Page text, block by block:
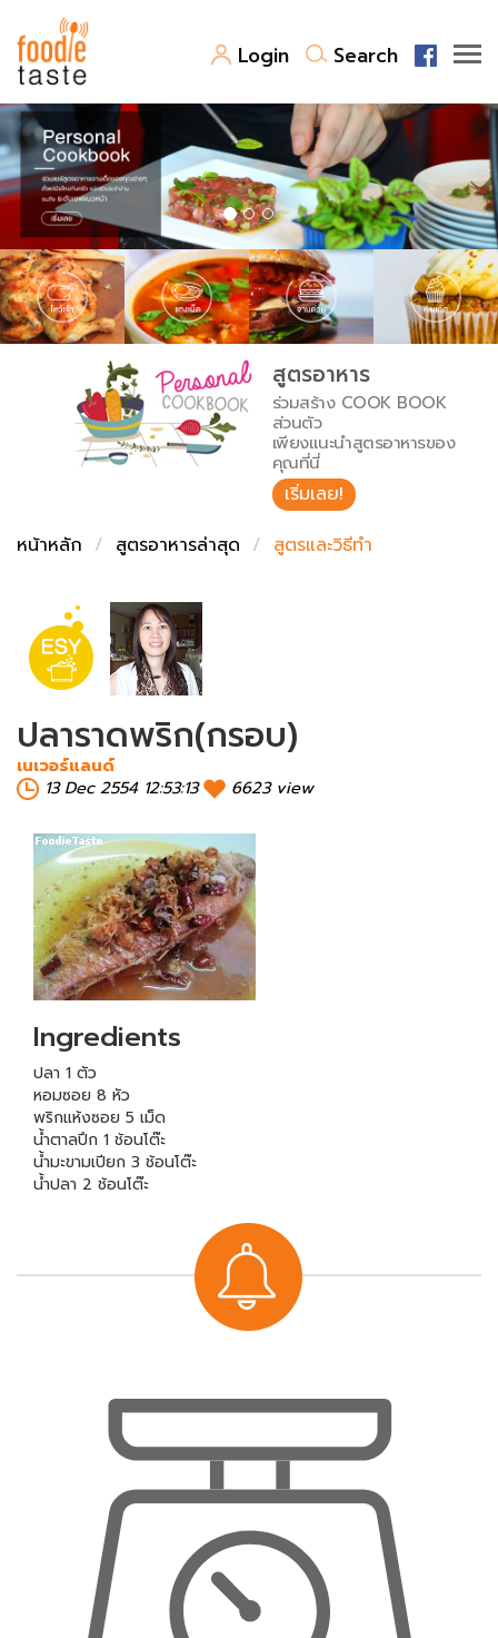
Login Search
สูตรอาหาร
สูตรอาหารล่าสุด
Top Foodie
พาไปชิม
สารพันก้นครัว
เคล็ดลับน่ารู้
เปรียบเทียบหน่วยการตวง
เปรียบเทียบอุณหภูมิ
เปรียบเทียบน้ำหนักวัตถุดิบ
FoodPedia
สร้าง Cookbook
สูตรอาหาร
ร่วมสร้าง COOK BOOK
ส่วนตัว
เพียงแนะนำสูตรอาหารของ
คุณที่นี่
เริ่มเลย!
หน้าหลัก
สูตรอาหารล่าสุด สูตรและวิธีทำ
ปลาราดพริก(กรอบ)
เนเวอร์แลนด์
13 Dec 2554 12:53:13
6623 view
Ingredients
ปลา 1 ตัว
หอมซอย 8 หัว
พริกแห้งซอย 5 เม็ด
น้ำตาลปึก 1 ช้อนโต๊ะ
น้ำมะขามเปียก 3 ช้อนโต๊ะ
น้ำปลา 2 ช้อนโต๊ะ